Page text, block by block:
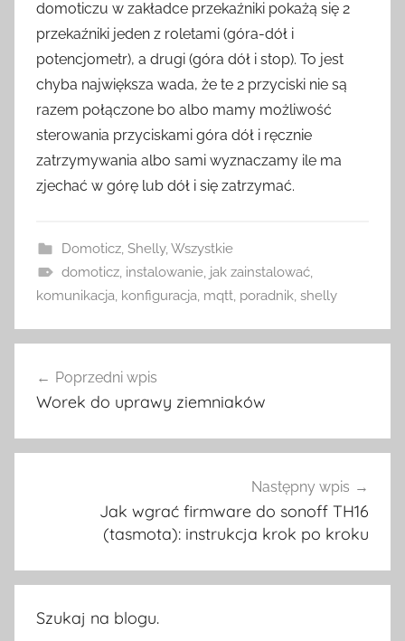
domoticzu w zakładce przekaźniki pokażą się 2
przekaźniki jeden z roletami (góra-dół i
potencjometr), a drugi (góra dół i stop). To jest
chyba największa wada, że te 2 przyciski nie są
razem połączone bo albo mamy możliwość
sterowania przyciskami góra dół i ręcznie
zatrzymywania albo sami wyznaczamy ile ma
zjechać w górę lub dół i się zatrzymać.
Domoticz, Shelly,Wszystkie
domoticz, instalowanie, jak zainstalować,
komunikacja, konfiguracja, mqtt, poradnik, shelly
wpisu
Poprzedni wpis
Worek do uprawy ziemniaków
Następny wpis
Jak wgrać firmware do sonoff TH16
(tasmota): instrukcja krok po kroku
Szukaj na blogu.